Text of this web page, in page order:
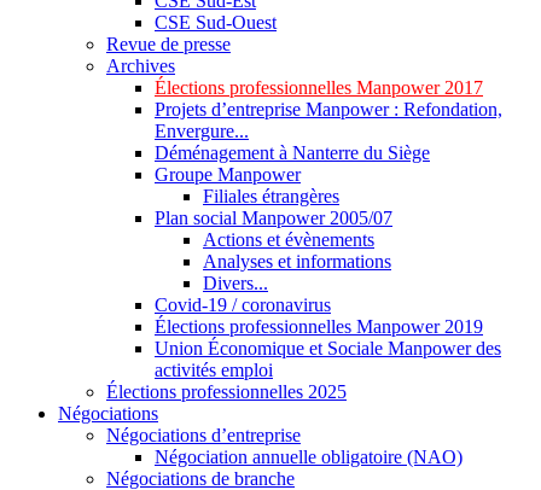
CSE Sud-Ouest
Revue de presse
Archives
Élections professionnelles Manpower 2017
Projets d’entreprise Manpower : Refondation,
Envergure...
Déménagement à Nanterre du Siège
Groupe Manpower
Filiales étrangères
Plan social Manpower 2005/07
Actions et évènements
Analyses et informations
Divers...
Covid-19 / coronavirus
Élections professionnelles Manpower 2019
Union Économique et Sociale Manpower des
activités emploi
Élections professionnelles 2025
Négociations
Négociations d’entreprise
Négociation annuelle obligatoire (NAO)
Négociations de branche